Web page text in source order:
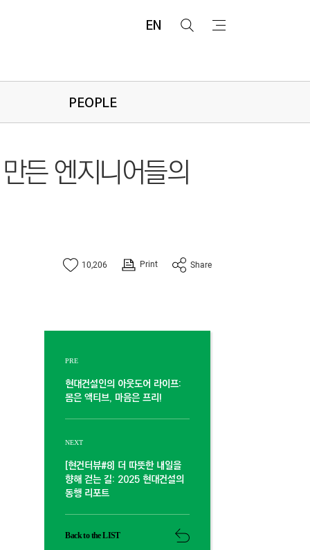
EN
검
PEOPLE
든 엔지니어들의
10,206 Print Share
PRE
현대건설인의 아웃도어 라이프:
몸은 액티브, 마음은 프리!
NEXT
[현건터뷰#8] 더 따뜻한 내일을
향해 걷는 길: 2025 현대건설의
동행 리포트
Back to the LIST